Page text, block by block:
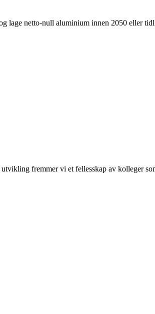
lage netto-null aluminium innen 2050 eller
fremmer vi et fellesskap av kolleger